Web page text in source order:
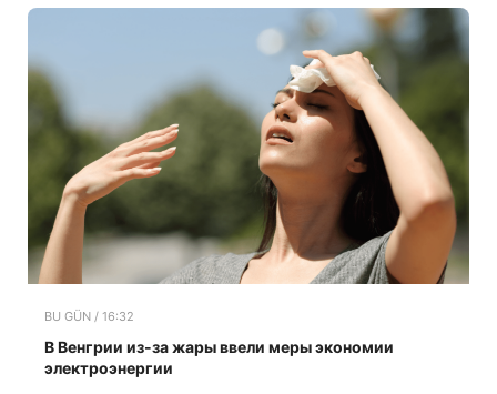
BU GÜN / 16:32
В Венгрии из-за жары ввели меры экономии
электроэнергии